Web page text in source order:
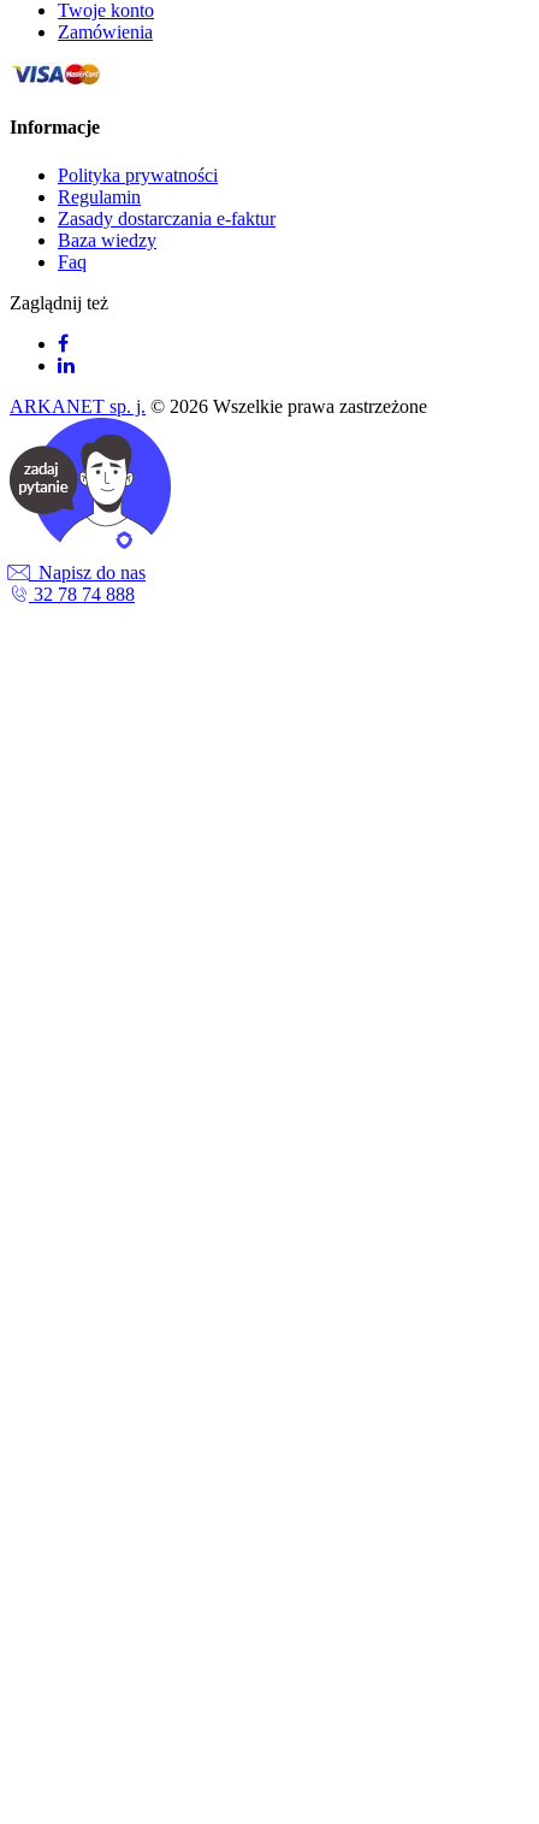
Twoje konto
Zamówienia
Informacje
Polityka prywatności
Regulamin
Zasady dostarczania e-faktur
Baza wiedzy
Faq
Zaglądnij też
ARKANET sp. j. © 2026 Wszelkie prawa zastrzeżone
Napisz do nas
32 78 74 888